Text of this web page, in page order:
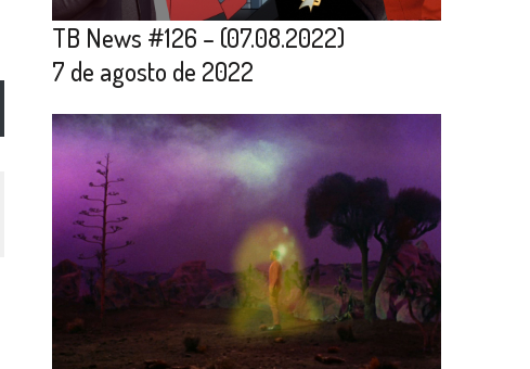
TB News #126 – (07.08.2022)
7 de agosto de 2022